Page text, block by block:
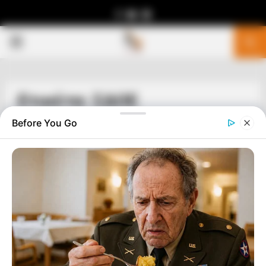
Ετικέτα: ΣΔΟΕ
Before You Go